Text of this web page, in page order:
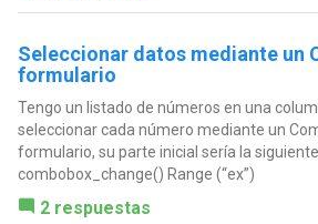
Seleccionar datos mediante un
formulario
Tengo un listado de números en una
seleccionar cada número mediante un
formulario, su parte inicial sería la
combobox_change() Range (“ex”)
2 respuestas